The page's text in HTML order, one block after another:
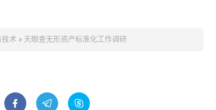
术 » 天眼查无形资产标准化工作调研
  